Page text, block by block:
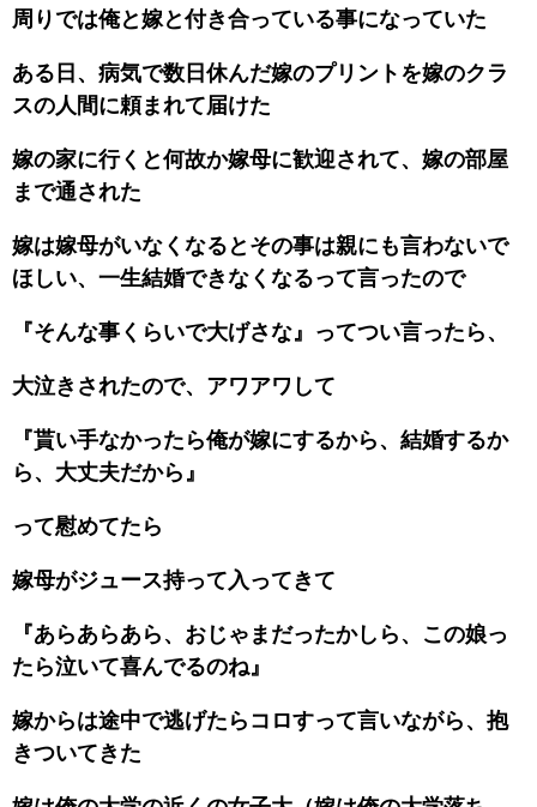
周りでは俺と嫁と付き合っている事になっていた
ある日、病気で数日休んだ嫁のプリントを嫁のクラ
スの人間に頼まれて届けた
嫁の家に行くと何故か嫁母に歓迎されて、嫁の部屋
まで通された
嫁は嫁母がいなくなるとその事は親にも言わないで
ほしい、一生結婚できなくなるって言ったので
『そんな事くらいで大げさな』ってつい言ったら、
大泣きされたので、アワアワして
『貰い手なかったら俺が嫁にするから、結婚するか
ら、大丈夫だから』
って慰めてたら
嫁母がジュース持って入ってきて
『あらあらあら、おじゃまだったかしら、この娘っ
たら泣いて喜んでるのね』
嫁からは途中で逃げたらコロすって言いながら、抱
きついてきた